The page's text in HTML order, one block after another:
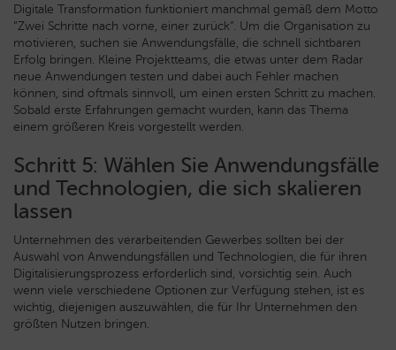
Digitale Transformation funktioniert manchmal gemäß dem Motto
“Zwei Schritte nach vorne, einer zurück”. Um die Organisation zu
motivieren, suchen sie Anwendungsfälle, die schnell sichtbaren
Erfolg bringen. Kleine Projektteams, die etwas unter dem Radar
neue Anwendungen testen und dabei auch Fehler machen
können, sind oftmals sinnvoll, um einen ersten Schritt zu machen.
Sobald erste Erfahrungen gemacht wurden, kann das Thema
einem größeren Kreis vorgestellt werden.
Schritt 5: Wählen Sie Anwendungsfälle
und Technologien, die sich skalieren
lassen
Unternehmen des verarbeitenden Gewerbes sollten bei der
Auswahl von Anwendungsfällen und Technologien, die für ihren
Digitalisierungsprozess erforderlich sind, vorsichtig sein. Auch
wenn viele verschiedene Optionen zur Verfügung stehen, ist es
wichtig, diejenigen auszuwählen, die für Ihr Unternehmen den
größten Nutzen bringen.